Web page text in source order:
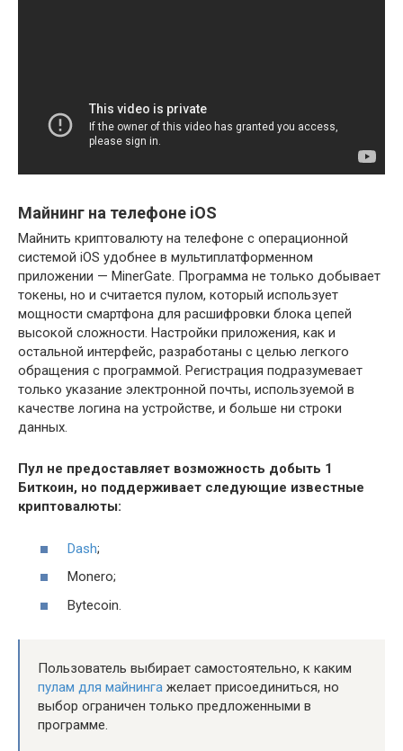
Майнинг на телефоне iOS
Майнить криптовалюту на телефоне с операционной
системой iOS удобнее в мультиплатформенном
приложении — MinerGate. Программа не только добывает
токены, но и считается пулом, который использует
мощности смартфона для расшифровки блока цепей
высокой сложности. Настройки приложения, как и
остальной интерфейс, разработаны с целью легкого
обращения с программой. Регистрация подразумевает
только указание электронной почты, используемой в
качестве логина на устройстве, и больше ни строки
данных.
Пул не предоставляет возможность добыть 1
Биткоин, но поддерживает следующие известные
криптовалюты:
Dash;
Monero;
Bytecoin.
Пользователь выбирает самостоятельно, к каким
пулам для майнинга желает присоединиться, но
выбор ограничен только предложенными в
программе.